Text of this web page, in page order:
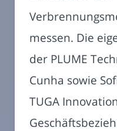
messen. Die
der PLUME
Cunha sowie
TUGA